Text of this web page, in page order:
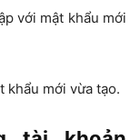
với mật khẩu mới